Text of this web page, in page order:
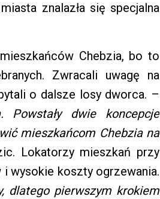
znalazła się specjalna
Chebzia, bo to
Zwracali uwagę na
o dalsze losy dworca. –
dwie koncepcje
mieszkańcom Chebzia na
Lokatorzy mieszkań przy
wysokie koszty ogrzewania.
dlatego pierwszym krokiem